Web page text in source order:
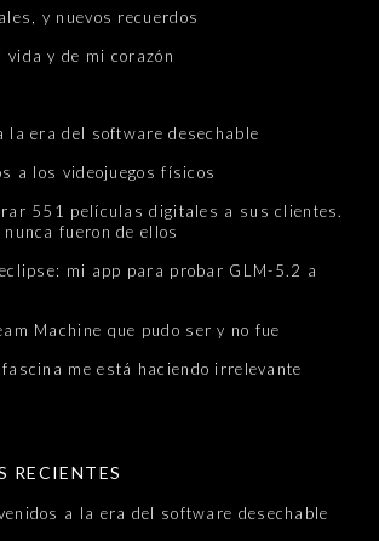
y nuevos recuerdos
vida y de mi corazón
la era del software desechable
a los videojuegos físicos
551 películas digitales a sus clientes.
fueron de ellos
mi app para probar GLM-5.2 a
Machine que pudo ser y no fue
fascina me está haciendo irrelevante
RECIENTES
a la era del software desechable